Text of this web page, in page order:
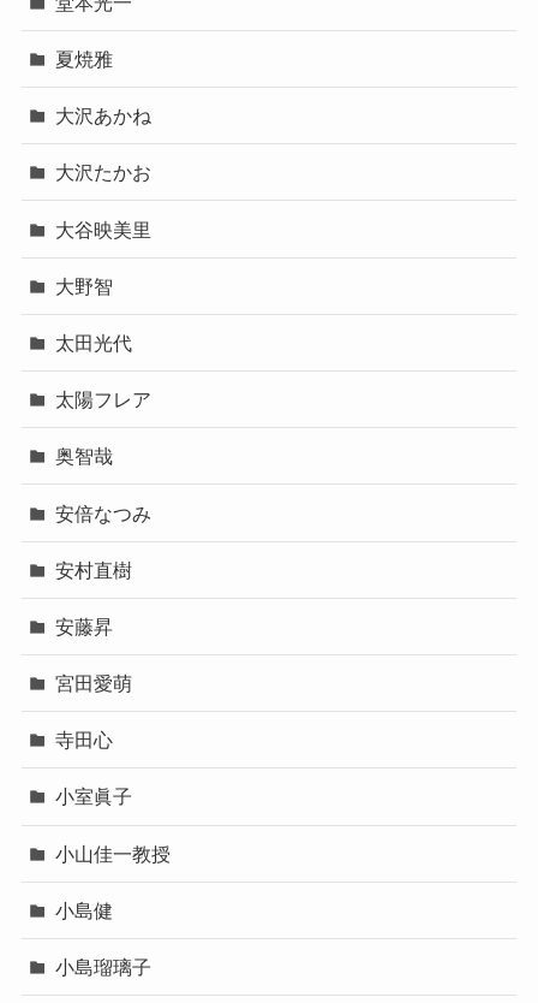
夏焼雅
大沢あかね
大沢たかお
大谷映美里
大野智
太田光代
太陽フレア
奥智哉
安倍なつみ
安村直樹
安藤昇
宮田愛萌
寺田心
小室眞子
小山佳一教授
小島健
小島瑠璃子